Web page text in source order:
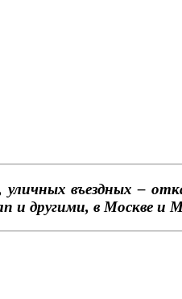
уличных въездных –
другими, в Москве и